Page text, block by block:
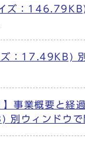
ズ：
：17.49KB)
】事業概要と経
別ウィンドウで